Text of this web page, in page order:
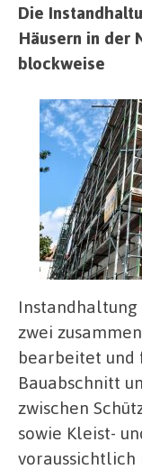
Die
Häusern in der
blockweise
zwei
bearbeitet
Bauabschnitt
zwischen
sowie Kleist-
voraussichtlich